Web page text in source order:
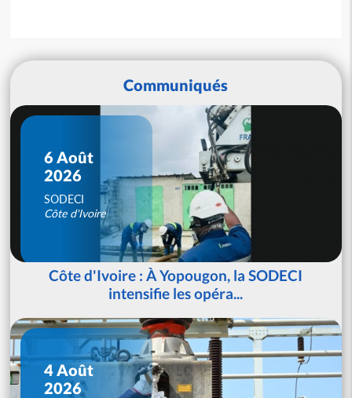
Communiqués
6 Août
2026
SODECI
Côte d'Ivoire
Côte d'Ivoire : À Yopougon, la SODECI
intensifie les opéra...
4 Août
2026